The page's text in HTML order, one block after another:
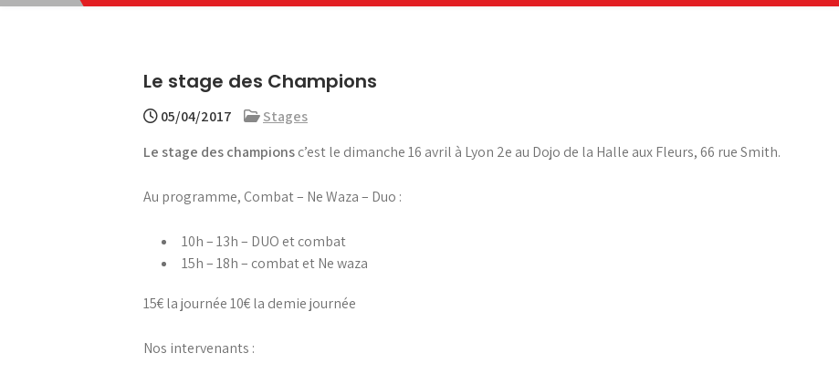
Le stage des Champions
05/04/2017
Stages
Le stage des championsc’est le dimanche 16 avril à Lyon 2e au Dojo de la Halle aux Fleurs, 66 rue Smith.
Au programme, Combat – Ne Waza – Duo :
10h – 13h – DUO et combat
15h – 18h – combat et Ne waza
15€ la journée 10€ la demie journée
Nos intervenants :